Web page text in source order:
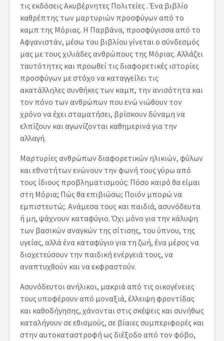
τις εκδόσεις Ακυβέρνητες Πολιτείες . Ένα βιβλίο
καθρέπτης των μαρτυριών προσφύγων από το
καμπ της Μόριας. Η Παρβάνα, προσφύγισσα από το
Αφγανιστάν, μέσω του βιβλίου γίνεται ο σύνδεσμός
μας με τους χιλιάδες ανθρώπους της Μόριας. Αλλάζει
ταυτότητες και προωθεί τις διαφορετικές ιστορίες
προσφύγων με στόχο να καταγγείλει τις
ακατάλληλες συνθήκες των καμπ, την ανισότητα και
τον πόνο των ανθρώπων που ενώ νιώθουν τον
χρόνο να έχει σταματήσει, βρίσκουν δύναμη να
ελπίζουν και αγωνίζονται καθημερινά για την
αλλαγή.
Μαρτυρίες ανθρώπων διαφορετικών ηλικιών, φύλων
και εθνοτήτων ενώνουν την φωνή τους γύρω από
τους ίδιους προβληματισμούς: Πόσο καιρό θα είμαι
στη Μόρια; Πώς θα επιβιώσω; Ποιόν μπορώ να
εμπιστευτώ;. Ανάμεσα τους και παιδιά, ασυνόδευτα
ή μη, ψάχνουν καταφύγιο. Όχι μόνο για την κάλυψη
των βασικών αναγκών της σίτισης, του ύπνου, της
υγείας, αλλά ένα καταφύγιο για τη ζωή, ένα μέρος να
διοχετεύσουν την παιδική ενέργειά τους, να
αναπτυχθούν και να εκφραστούν.
Ασυνόδευτοι ανήλικοι, μακριά από τις οικογένειες
τους υποφέρουν από μοναξιά, έλλειψη φροντίδας
και καθοδήγησης, χάνονται στις σκέψεις και συνήθως
καταλήγουν σε εθισμούς, σε βίαιες συμπεριφορές και
στην αυτοκαταστροφή ως διέξοδο από τον φόβο,